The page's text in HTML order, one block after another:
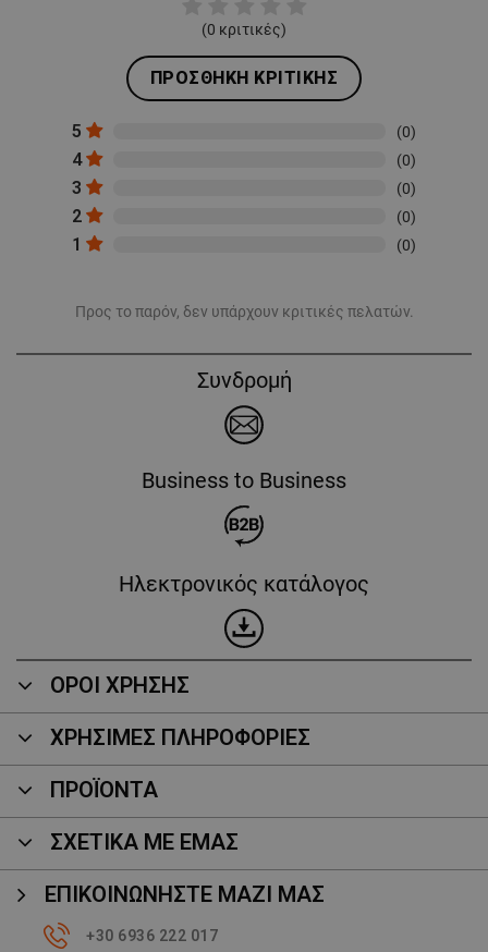
(0 κριτικές)
ΠΡΟΣΘΉΚΗ ΚΡΙΤΙΚΉΣ
5 (0)
4 (0)
3 (0)
2 (0)
1 (0)
Προς το παρόν, δεν υπάρχουν κριτικές πελατών.
Συνδρομή
Business to Business
Ηλεκτρονικός κατάλογος
ΟΡΟΙ ΧΡΗΣΗΣ
ΧΡΗΣΙΜΕΣ ΠΛΗΡΟΦΟΡΙΕΣ
ΠΡΟΪΌΝΤΑ
ΣΧΕΤΙΚΑ ΜΕ ΕΜΑΣ
ΕΠΙΚΟΙΝΩΝΉΣΤΕ ΜΑΖΊ ΜΑΣ
+30 6936 222 017